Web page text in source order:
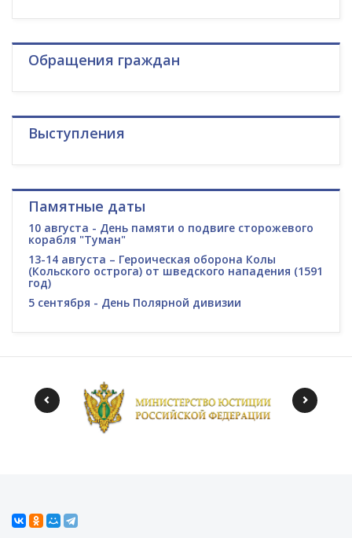
Обращения граждан
Выступления
Памятные даты
10 августа - День памяти о подвиге сторожевого
корабля "Туман"
13-14 августа – Героическая оборона Колы
(Кольского острога) от шведского нападения (1591
год)
5 сентября - День Полярной дивизии